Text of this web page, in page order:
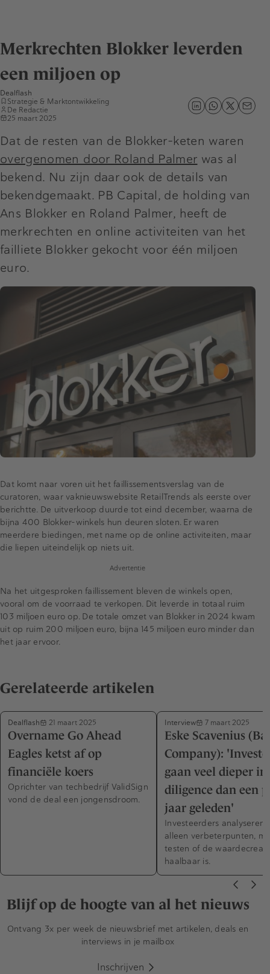
Merkrechten Blokker leverden
een miljoen op
Dealflash
Strategie & Marktontwikkeling
De Redactie
25 maart 2025
Dat de resten van de Blokker-keten waren
overgenomen door Roland Palmer was al
bekend. Nu zijn daar ook de details van
bekendgemaakt. PB Capital, de holding van
Ans Blokker en Roland Palmer, heeft de
merkrechten en online activiteiten van het
failliete Blokker gekocht voor één miljoen
euro.
Dat komt naar voren uit het faillissementsverslag van de
curatoren, waar vaknieuwswebsite RetailTrends als eerste over
berichtte. De uitverkoop duurde tot eind december, waarna de
bijna 400 Blokker-winkels hun deuren sloten. Er waren
meerdere biedingen, met name op de online activiteiten, maar
die liepen uiteindelijk op niets uit.
Advertentie
Na het uitgesproken faillissement bleven de winkels open,
vooral om de voorraad te verkopen. Dit leverde in totaal ruim
103 miljoen euro op. De totale omzet van Blokker in 2024 kwam
uit op ruim 200 miljoen euro, bijna 145 miljoen euro minder dan
het jaar ervoor.
Gerelateerde artikelen
Dealflash 21 maart 2025
Overname Go Ahead
Eagles ketst af op
financiële koers
Oprichter van techbedrijf ValidSign
vond de deal een jongensdroom.
Interview 7 maart 2025
Eske Scavenius
Company):
gaan veel dieper in
diligence dan een
jaar geleden'
Investeerders analyseren
alleen verbeterpunten,
testen of de
haalbaar is.
Blijf op de hoogte van al het nieuws
Ontvang 3x per week de nieuwsbrief met artikelen, deals en
interviews in je mailbox
Inschrijven